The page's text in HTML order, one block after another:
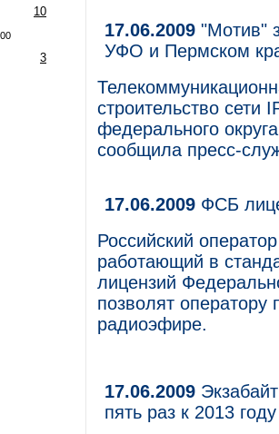
10
3
17.06.2009 "Мотив"
УФО и Пермском
строительство сети
федерального
сообщила пресс-
17.06.2009 ФСБ
Российский
работающий в
лицензий
позволят оператору
радиоэфире.
17.06.2009
пять раз к 2013 году